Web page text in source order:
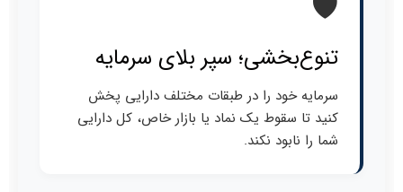
تنوع‌بخشی؛ سپر بلای سرمایه
سرمایه خود را در طبقات مختلف دارایی پخش
کنید تا سقوط یک نماد یا بازار خاص، کل دارایی
شما را نابود نکند.